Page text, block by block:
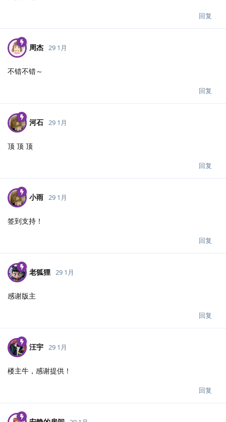
回复
周杰 29 1月
不错不错～
回复
河石 29 1月
顶 顶 顶
回复
小雨 29 1月
签到支持！
回复
老狐狸 29 1月
感谢版主
回复
汪宇 29 1月
楼主牛，感谢提供！
回复